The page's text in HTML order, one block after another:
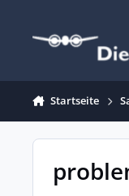
Startseite